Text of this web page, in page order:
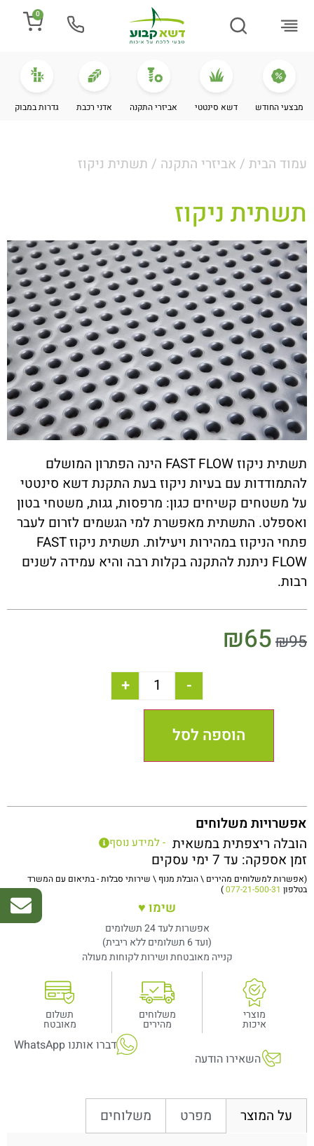
0
מבצעי החודש דשא סינטטי אביזרי התקנה אדני רכבת גדרות במבוק
עמוד הבית / אביזרי התקנה / תשתית ניקוז
תשתית ניקוז
תשתית ניקוז FAST FLOW הינה הפתרון המושלם
להתמודדות עם בעיות ניקוז בעת התקנת דשא סינטטי
על משטחים קשיחים כגון: מרפסות, גגות, משטחי בטון
ואספלט. התשתית מאפשרת למי הגשמים לזרום לעבר
פתחי הניקוז במהירות ויעילות. תשתית ניקוז FAST
FLOW ניתנת להתקנה בקלות רבה והיא עמידה לשנים
רבות.
₪95
₪65
-
+
הוספה לסל
אפשרויות משלוחים
הובלה ריצפתית במשאית - למידע נוסף
זמן אספקה: עד 7 ימי עסקים
(אפשרות למשלוחים מהירים \ הובלת מנוף \ שירותי סבלות - בתיאום עם המשרד
בטלפון 077-21-500-31
)
שימו ♥
אפשרות לעד 24 תשלומים
(ועד 6 תשלומים ללא ריבית)
קנייה מאובטחת ושירות לקוחות מעולה
מוצרי
איכות
משלוחים
מהירים
תשלום
מאובטח
השאירו הודעה
דברו אותנו WhatsApp
על המוצר מפרט משלוחים